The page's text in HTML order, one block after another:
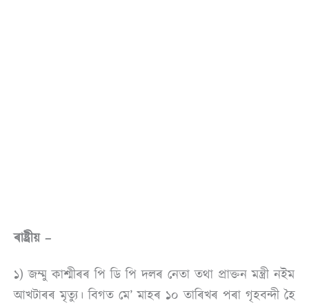
ৰাষ্ট্ৰীয় –
১) জম্মু কাশ্মীৰৰ পি ডি পি দলৰ নেতা তথা প্ৰাক্তন মন্ত্ৰী নইম
আখটাৰৰ মৃত্যু। বিগত মে’ মাহৰ ১০ তাৰিখৰ পৰা গৃহবন্দী হৈ